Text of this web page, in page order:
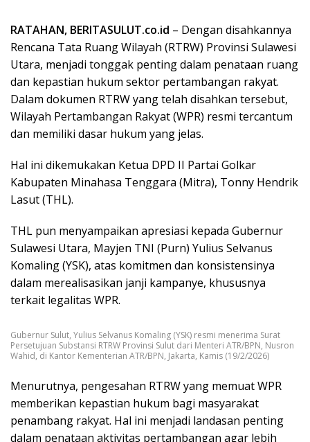
RATAHAN, BERITASULUT.co.id – Dengan disahkannya
Rencana Tata Ruang Wilayah (RTRW) Provinsi Sulawesi
Utara, menjadi tonggak penting dalam penataan ruang
dan kepastian hukum sektor pertambangan rakyat.
Dalam dokumen RTRW yang telah disahkan tersebut,
Wilayah Pertambangan Rakyat (WPR) resmi tercantum
dan memiliki dasar hukum yang jelas.
Hal ini dikemukakan Ketua DPD II Partai Golkar
Kabupaten Minahasa Tenggara (Mitra), Tonny Hendrik
Lasut (THL).
THL pun menyampaikan apresiasi kepada Gubernur
Sulawesi Utara, Mayjen TNI (Purn) Yulius Selvanus
Komaling (YSK), atas komitmen dan konsistensinya
dalam merealisasikan janji kampanye, khususnya
terkait legalitas WPR.
Gubernur Sulut, Yulius Selvanus Komaling (YSK) resmi menerima Surat
Persetujuan Substansi RTRW Provinsi Sulut dari Menteri ATR/BPN, Nusron
Wahid, di Kantor Kementerian ATR/BPN, Jakarta, Kamis (19/2/2026)
Menurutnya, pengesahan RTRW yang memuat WPR
memberikan kepastian hukum bagi masyarakat
penambang rakyat. Hal ini menjadi landasan penting
dalam penataan aktivitas pertambangan agar lebih